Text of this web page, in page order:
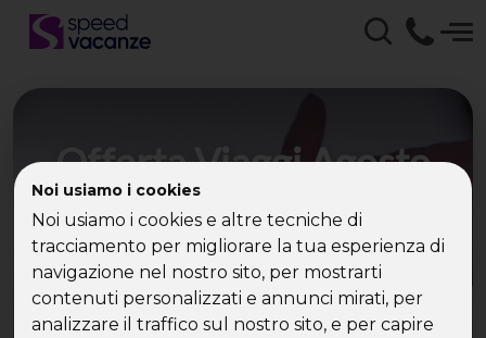
Noi usiamo i cookies
Noi usiamo i cookies e altre tecniche di
tracciamento per migliorare la tua esperienza di
navigazione nel nostro sito, per mostrarti
contenuti personalizzati e annunci mirati, per
analizzare il traffico sul nostro sito, e per capire
Offerta Viaggi Agosto
con Speed Vacanze -
Viaggi last minute e low
cost per single